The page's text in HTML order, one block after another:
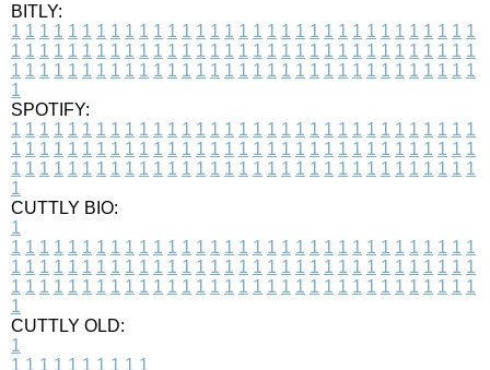
BITLY:
1 1 1 1 1 1 1 1 1 1 1 1 1 1 1 1 1 1 1 1 1 1 1 1 1 1 1 1 1 1 1 1 1
1 1 1 1 1 1 1 1 1 1 1 1 1 1 1 1 1 1 1 1 1 1 1 1 1 1 1 1 1 1 1 1 1
1 1 1 1 1 1 1 1 1 1 1 1 1 1 1 1 1 1 1 1 1 1 1 1 1 1 1 1 1 1 1 1 1
1
SPOTIFY:
1 1 1 1 1 1 1 1 1 1 1 1 1 1 1 1 1 1 1 1 1 1 1 1 1 1 1 1 1 1 1 1 1
1 1 1 1 1 1 1 1 1 1 1 1 1 1 1 1 1 1 1 1 1 1 1 1 1 1 1 1 1 1 1 1 1
1 1 1 1 1 1 1 1 1 1 1 1 1 1 1 1 1 1 1 1 1 1 1 1 1 1 1 1 1 1 1 1 1
1
CUTTLY BIO:
1
1 1 1 1 1 1 1 1 1 1 1 1 1 1 1 1 1 1 1 1 1 1 1 1 1 1 1 1 1 1 1 1 1
1 1 1 1 1 1 1 1 1 1 1 1 1 1 1 1 1 1 1 1 1 1 1 1 1 1 1 1 1 1 1 1 1
1 1 1 1 1 1 1 1 1 1 1 1 1 1 1 1 1 1 1 1 1 1 1 1 1 1 1 1 1 1 1 1 1
1
CUTTLY OLD:
1
1 1 1 1 1 1 1 1 1 1